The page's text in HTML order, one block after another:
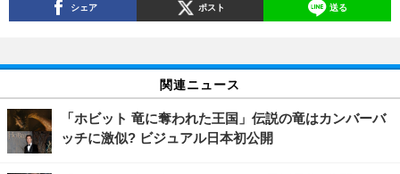
シェア ポスト 送る
関連ニュース
「ホビット 竜に奪われた王国」伝説の竜はカンバーバ
ッチに激似? ビジュアル日本初公開